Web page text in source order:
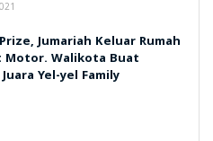
Jumariah Keluar Rumah
Motor. Walikota Buat
Yel-yel Family